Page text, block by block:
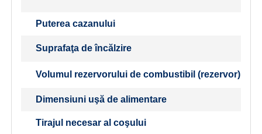
Puterea cazanului
Suprafaţa de încălzire
Volumul rezervorului de combustibil (rezervor)
Dimensiuni uşă de alimentare
Tirajul necesar al coşului